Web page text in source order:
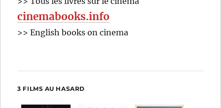
cinemabooks.info
>> English books on cinema
3 FILMS AU HASARD